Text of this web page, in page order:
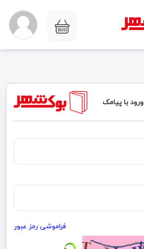
ورود با پیامک
فراموشی رمز عبور